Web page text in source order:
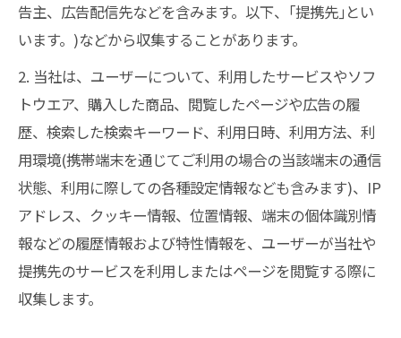
告主、広告配信先などを含みます。以下、｢提携先｣とい
います。)などから収集することがあります。
2. 当社は、ユーザーについて、利用したサービスやソフ
トウエア、購入した商品、閲覧したページや広告の履
歴、検索した検索キーワード、利用日時、利用方法、利
用環境(携帯端末を通じてご利用の場合の当該端末の通信
状態、利用に際しての各種設定情報なども含みます)、IP
アドレス、クッキー情報、位置情報、端末の個体識別情
報などの履歴情報および特性情報を、ユーザーが当社や
提携先のサービスを利用しまたはページを閲覧する際に
収集します。